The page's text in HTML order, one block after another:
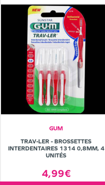
GUM
TRAV-LER - BROSSETTES
INTERDENTAIRES 1314 0,8MM, 4
UNITÉS
4,99€